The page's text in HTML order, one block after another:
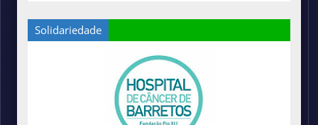
Solidariedade